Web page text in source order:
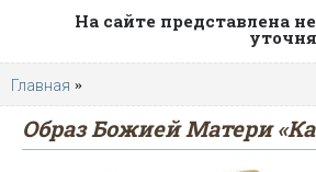
На сайте представлена
Главная